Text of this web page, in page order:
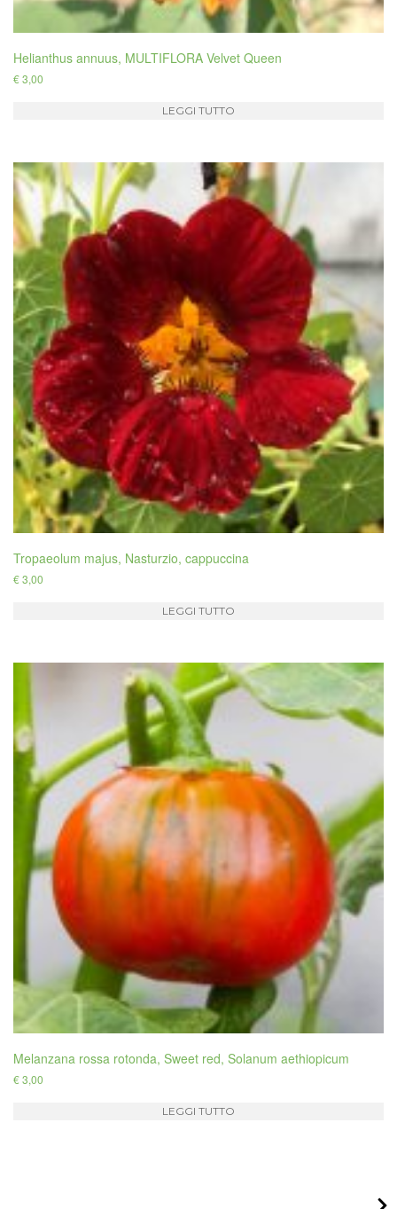
Helianthus annuus, MULTIFLORA Velvet Queen
€3,00
LEGGI TUTTO
Tropaeolum majus, Nasturzio, cappuccina
€3,00
LEGGI TUTTO
Melanzana rossa rotonda, Sweet red, Solanum aethiopicum
€3,00
LEGGI TUTTO